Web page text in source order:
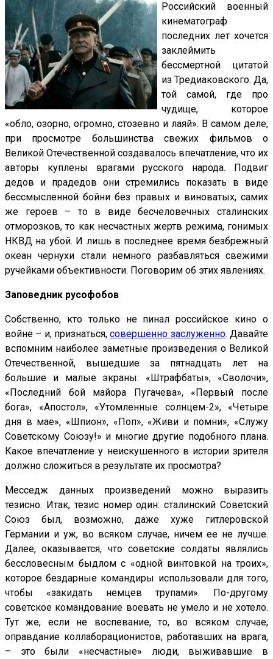
Российский военный
кинематограф
последних лет хочется
заклеймить
бессмертной цитатой
из Тредиаковского. Да,
той самой, где про
чудище, которое
«обло, озорно, огромно, стозевно и лаяй». В самом деле,
при просмотре большинства свежих фильмов о
Великой Отечественной создавалось впечатление, что их
авторы куплены врагами русского народа. Подвиг
дедов и прадедов они стремились показать в виде
бессмысленной бойни без правых и виноватых, самих
же героев – то в виде бесчеловечных сталинских
отморозков, то как несчастных жертв режима, гонимых
НКВД на убой. И лишь в последнее время безбрежный
океан чернухи стали немного разбавляться свежими
ручейками объективности. Поговорим об этих явлениях.
Заповедник русофобов
Собственно, кто только не пинал российское кино о
войне – и, признаться,совершенно заслуженно. Давайте
вспомним наиболее заметные произведения о Великой
Отечественной, вышедшие за пятнадцать лет на
большие и малые экраны: «Штрафбаты», «Сволочи»,
«Последний бой майора Пугачева», «Первый после
бога», «Апостол», «Утомленные солнцем-2», «Четыре
дня в мае», «Шпион», «Поп», «Живи и помни», «Служу
Советскому Союзу!» и многие другие подобного плана.
Какое впечатление у неискушенного в истории зрителя
должно сложиться в результате их просмотра?
Месседж данных произведений можно выразить
тезисно. Итак, тезис номер один: сталинский Советский
Союз был, возможно, даже хуже гитлеровской
Германии и уж, во всяком случае, ничем ее не лучше.
Далее, оказывается, что советские солдаты являлись
бессловесным быдлом с «одной винтовкой на троих»,
которое бездарные командиры использовали для того,
чтобы «закидать немцев трупами». По-другому
советское командование воевать не умело и не хотело.
Тут же, если не воспевание, то, во всяком случае,
оправдание коллаборационистов, работавших на врага,
– это были «несчастные» люди, выживавшие в